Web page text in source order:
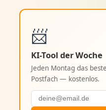
📨
KI-Tool der Woche
Jeden Montag das
Postfach — kostenlos.